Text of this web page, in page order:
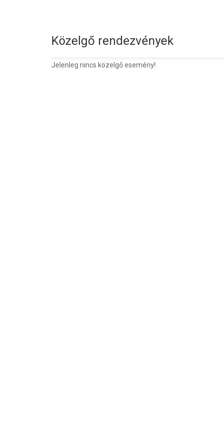
Közelgő rendezvények
Jelenleg nincs közelgő esemény!